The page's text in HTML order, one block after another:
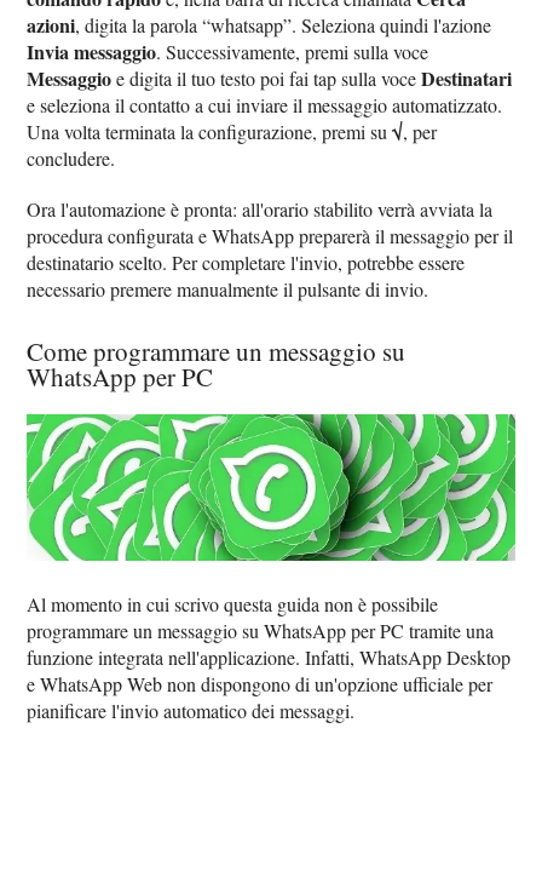
azioni, digita la parola “whatsapp”. Seleziona quindi l'azione
Invia messaggio. Successivamente, premi sulla voce
Messaggioe digita il tuo testo poi fai tap sulla voceDestinatari
e seleziona il contatto a cui inviare il messaggio automatizzato.
Una volta terminata la configurazione, premi su√, per
concludere.
Ora l'automazione è pronta: all'orario stabilito verrà avviata la
procedura configurata e WhatsApp preparerà il messaggio per il
destinatario scelto. Per completare l'invio, potrebbe essere
necessario premere manualmente il pulsante di invio.
Come programmare un messaggio su
WhatsApp per PC
Al momento in cui scrivo questa guida non è possibile
programmare un messaggio su WhatsApp per PC tramite una
funzione integrata nell'applicazione. Infatti, WhatsApp Desktop
e WhatsApp Web non dispongono di un'opzione ufficiale per
pianificare l'invio automatico dei messaggi.